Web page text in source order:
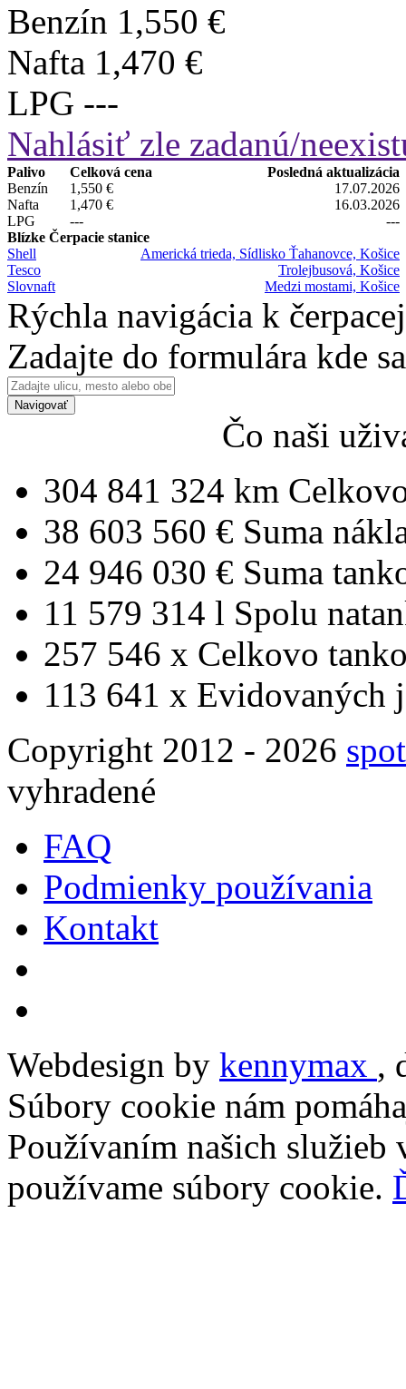
Benzín 1,550 €
Nafta 1,470 €
LPG ---
Nahlásiť zle zadanú/
Palivo Celková cena
Posledná aktualizácia
Benzín
1,550 €
17.07.2026
Nafta
1,470 €
16.03.2026
LPG
---
---
Blízke Čerpacie stanice
Shell
Americká trieda, Sídlisko Ťahanovce, Košice
Tesco
Trolejbusová, Košice
Slovnaft
Medzi mostami, Košice
Rýchla navigácia k
Zadajte do formulára kde
Navigovať
Čo naši
304 841 324 km
38 603 560 € Suma
24 946 030 € Suma
11 579 314 l Spolu
257 546 x Celkovo
113 641 x Evidovaných
Copyright 2012 - 2026
vyhradené
FAQ
Podmienky používania
Kontakt
Webdesign by kennymax ,
Súbory cookie nám
Používaním našich služieb
používame súbory cookie.